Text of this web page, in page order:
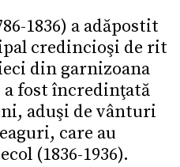
1836) a adăpostit
credincioşi de rit
din garnizoana
fost încredinţată
aduşi de vânturi
care au
(1836-1936).